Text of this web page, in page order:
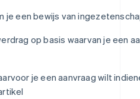
je een bewijs van
op basis waarvan je een
je een aanvraag wilt